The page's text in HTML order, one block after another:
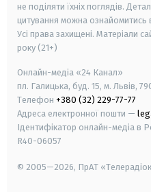
не поділяти їхніх поглядів.
цитування можна ознайомитись
Усі права захищені. Матеріали
року (21+)
Онлайн-медіа «24 Канал»
пл. Галицька, буд. 15, м. Львів,
Телефон +380 (32) 229-77-77
Адреса електронної пошти —
Ідентифікатор онлайн-медіа в
R40-06057
© 2005—2026, ПрАТ